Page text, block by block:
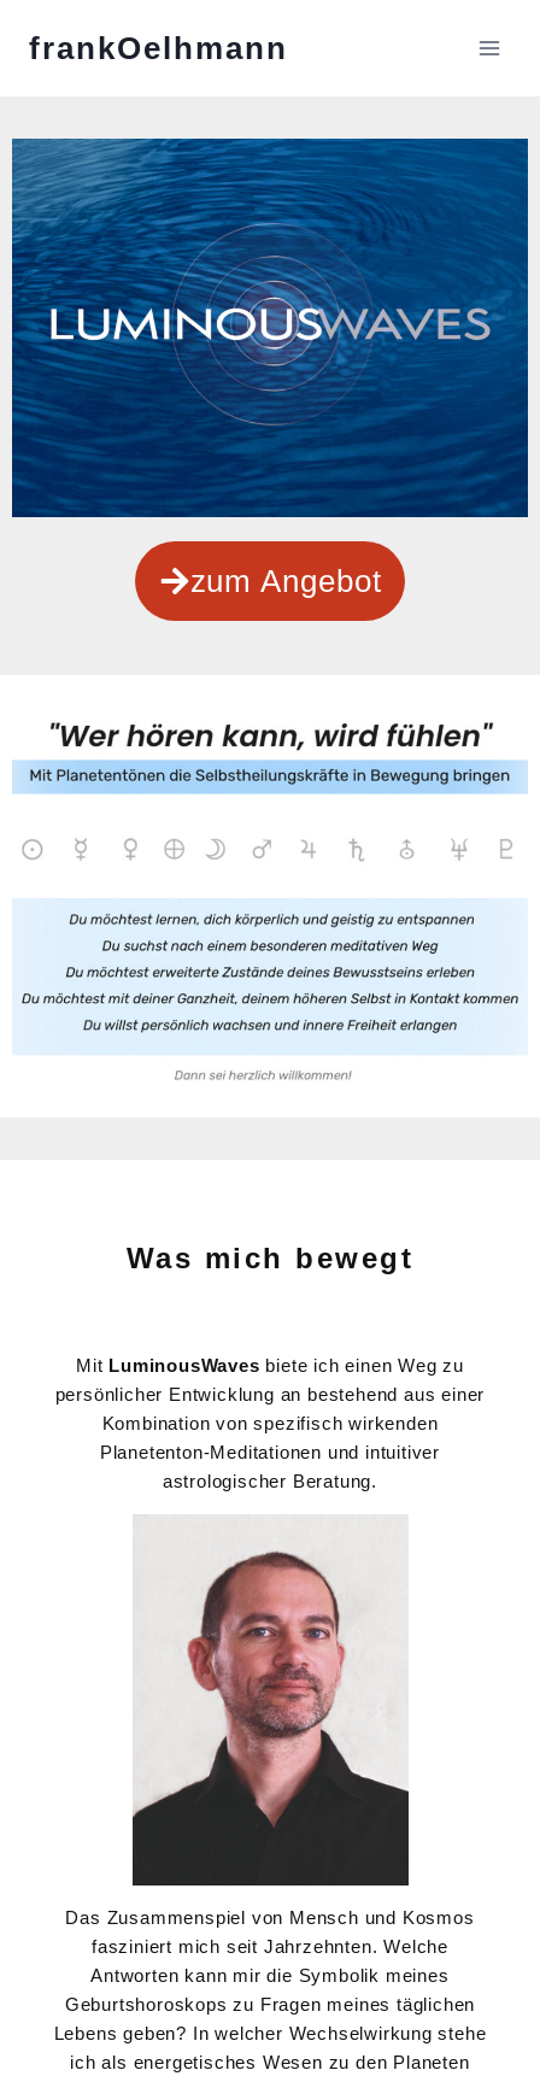
frankOelhmann
zum Angebot
Was mich bewegt
Mit LuminousWaves biete ich einen Weg zu
persönlicher Entwicklung an bestehend aus einer
Kombination von spezifisch wirkenden
Planetenton-Meditationen und intuitiver
astrologischer Beratung.
Das Zusammenspiel von Mensch und Kosmos
fasziniert mich seit Jahrzehnten. Welche
Antworten kann mir die Symbolik meines
Geburtshoroskops zu Fragen meines täglichen
Lebens geben? In welcher Wechselwirkung stehe
ich als energetisches Wesen zu den Planeten